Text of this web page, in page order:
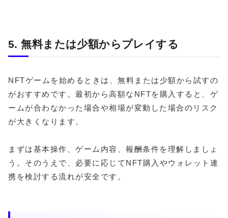
5. 無料または少額からプレイする
NFTゲームを始めるときは、無料または少額から試すの
がおすすめです。最初から高額なNFTを購入すると、ゲ
ームが合わなかった場合や相場が変動した場合のリスク
が大きくなります。
まずは基本操作、ゲーム内容、報酬条件を理解しましょ
う。そのうえで、必要に応じてNFT購入やウォレット連
携を検討する流れが安全です。